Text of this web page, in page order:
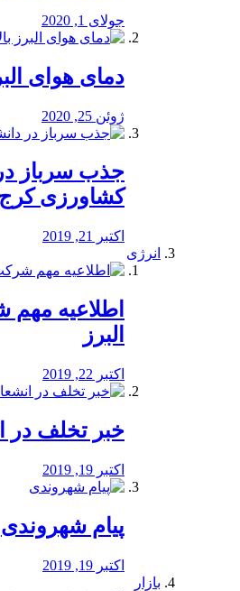
جولای 1, 2020
دمای هوای
ژوئن 25, 2020
جذب سرباز
کشاورزی کرج
اکتبر 21, 2019
انرژی
️اطلاعیه
البرز
اکتبر 22, 2019
خبر تخلف در
اکتبر 19, 2019
پیام شهروندی
اکتبر 19, 2019
بازار